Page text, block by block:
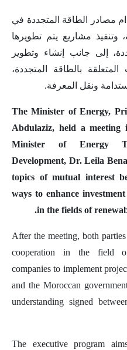
مصادر الطاقة المتجددة في
وتنفيذ مشاريع يتم تطويرها
إلى جانب إنشاء وتطوير
بالطاقة المتجددة،
ونقل المعرفة.
The Minister of Energy,
Abdulaziz, held a
Minister of Energy
Development, Dr. Leila
topics of mutual interest
ways to enhance
in the fields of
After the meeting, both
cooperation in the field
companies to implement
and the Moroccan
understanding signed
The executive program